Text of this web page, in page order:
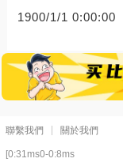
1900/1/1 0:00:00
聯繫我們 關於我們
[0:31ms0-0:8ms